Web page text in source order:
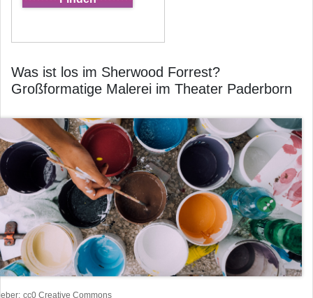
Was ist los im Sherwood Forrest?
Großformatige Malerei im Theater Paderborn
cc0 Creative Commons